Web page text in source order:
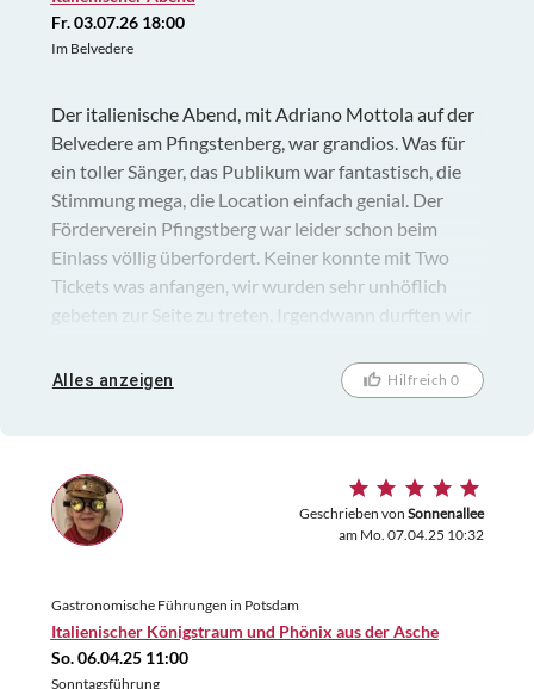
Fr. 03.07.26 18:00
Im Belvedere
Der italienische Abend, mit Adriano Mottola auf der
Belvedere am Pfingstenberg, war grandios. Was für
ein toller Sänger, das Publikum war fantastisch, die
Stimmung mega, die Location einfach genial. Der
Förderverein Pfingstberg war leider schon beim
Einlass völlig überfordert. Keiner konnte mit Two
Tickets was anfangen, wir wurden sehr unhöflich
gebeten zur Seite zu treten. Irgendwann durften wir
Trinken war definitiv zu wenig für so viel Menschen.
Das Essen war semi und völlig überteuert, Getränke
schöner Abend, danke an den Veranstalter und TT.
Alles anzeigen Hilfreich 0
Geschrieben von Sonnenallee
am Mo. 07.04.25 10:32
Gastronomische Führungen in Potsdam
Italienischer Königstraum und Phönix aus der Asche
So. 06.04.25 11:00
Sonntagsführung